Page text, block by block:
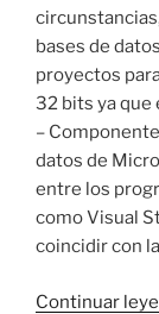
bases de
proyectos
32 bits ya que
–
datos de
entre los
como Visual
coincidir con
Continuar